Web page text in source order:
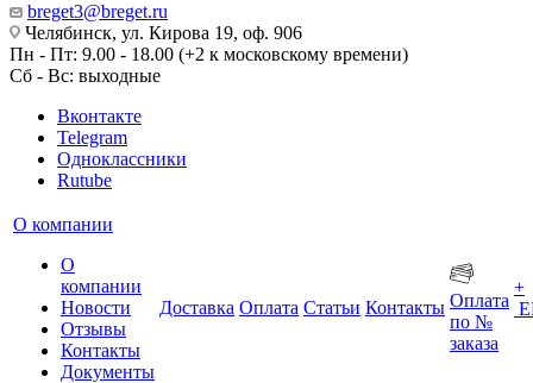
breget3@breget.ru
Челябинск, ул. Кирова 19, оф. 906
Пн - Пт: 9.00 - 18.00 (+2 к московскому времени)
Сб - Вс: выходные
Вконтакте
Telegram
Одноклассники
Rutube
О компании
О
компании
Новости
Отзывы
Контакты
Документы
Доставка Оплата Статьи Контакты Оплата
по №
заказа
+